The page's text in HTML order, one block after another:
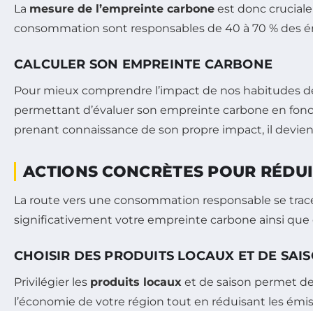
La mesure de l’empreinte carbone est donc
consommation sont responsables de 40 à 70 % des
CALCULER SON EMPREINTE CARBONE
Pour mieux comprendre l’impact de nos habitudes
permettant d’évaluer son empreinte carbone en
prenant connaissance de son propre impact, il
ACTIONS CONCRÈTES POUR
La route vers une consommation responsable se
significativement votre empreinte carbone ainsi que
CHOISIR DES PRODUITS LOCAUX ET DE
Privilégier les produits locaux et de saison permet
l’économie de votre région tout en réduisant les